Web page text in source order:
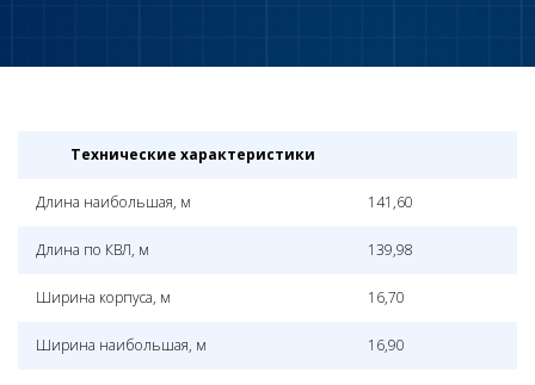
Технические характеристики
Длина наибольшая, м 141,60
Длина по КВЛ, м 139,98
Ширина корпуса, м 16,70
Ширина наибольшая, м 16,90